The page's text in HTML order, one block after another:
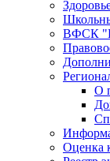
ВФСК
О
Оценка